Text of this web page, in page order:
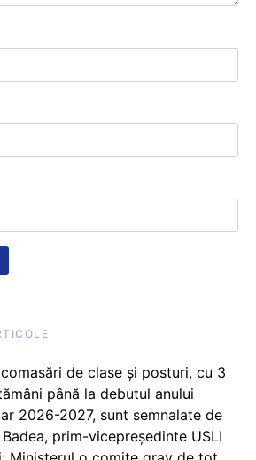
de clase și posturi, cu 3
până la debutul anului
2026-2027, sunt semnalate de
prim-vicepreședinte USLI